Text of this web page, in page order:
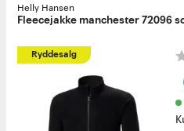
Helly Hansen
Fleecejakke manchester 72096
Ryddesalg